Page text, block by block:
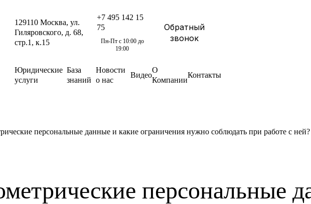
129110 Москва, ул.
Гиляровского, д. 68,
стр.1, к.15
+7 495 142 15
75
Пн-Пт с 10:00 до
19:00
Обратный
звонок
Юридические
услуги
База
знаний
Новости
о нас
Видео
О
Компании
Контакты
персональные данные и какие ограничения нужно соблюдать при работе с ней?
персональные